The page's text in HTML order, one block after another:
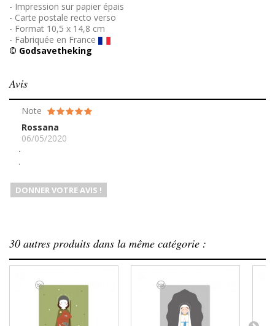
- Impression sur papier épais
- Carte postale recto verso
- Format 10,5 x 14,8 cm
- Fabriquée en France
© Godsavetheking
Avis
Note
Rossana
06/05/2020
.
.
DONNER VOTRE AVIS !
30 autres produits dans la même catégorie :